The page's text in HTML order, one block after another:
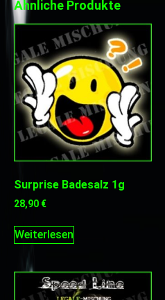
Ähnliche Produkte
Surprise Badesalz 1g
28,90 €
Weiterlesen